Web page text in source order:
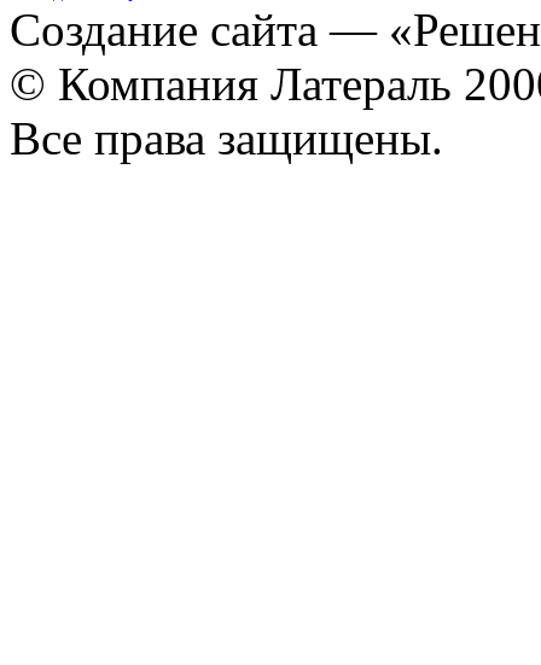
Создание сайта —
© Компания Латераль
Все права защищены.